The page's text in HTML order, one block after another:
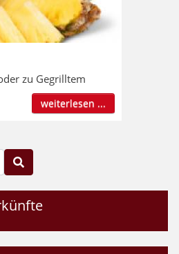
zu Gegrilltem
weiterlesen ...